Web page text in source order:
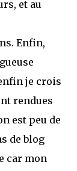
et au
Enfin,
je crois
rendues
est peu de
de blog
car mon